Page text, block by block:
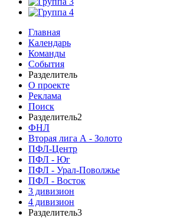
Главная
Календарь
Команды
События
Разделитель
О проекте
Реклама
Поиск
Разделитель2
ФНЛ
Вторая лига А - Золото
ПФЛ-Центр
ПФЛ - Юг
ПФЛ - Урал-Поволжье
ПФЛ - Восток
3 дивизион
4 дивизион
Разделитель3